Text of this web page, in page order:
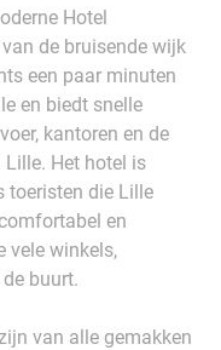
Hotel
de bruisende wijk
een paar minuten
en biedt snelle
kantoren en de
Het hotel is
toeristen die Lille
en
vele winkels,
buurt.
van alle gemakken